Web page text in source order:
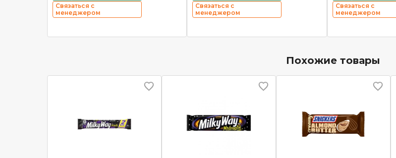
Связаться с
менеджером
Связаться с
менеджером
Связаться с
менеджером
Похожие товары